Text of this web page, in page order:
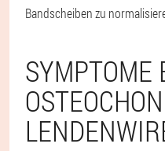
Bandscheiben zu
SYMPTOME